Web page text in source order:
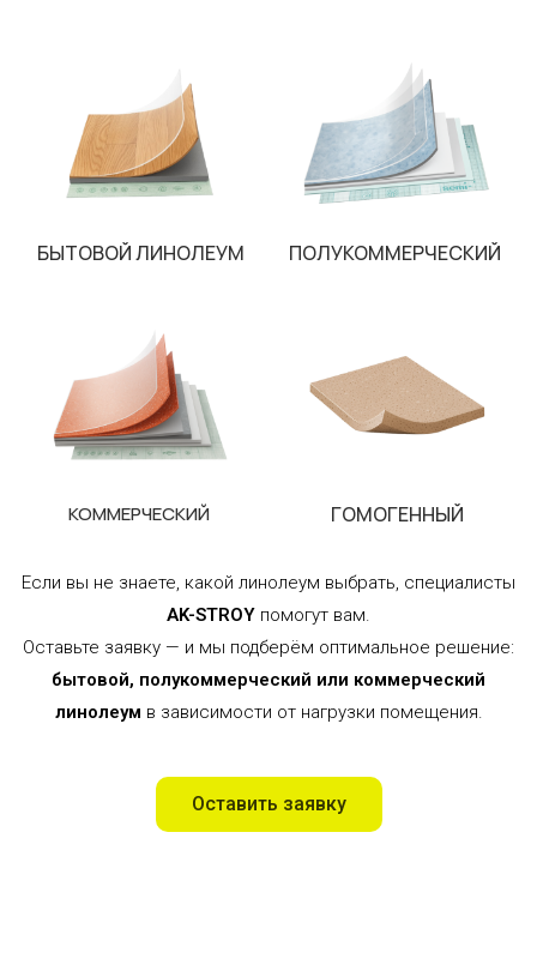
БЫТОВОЙ ЛИНОЛЕУМ ПОЛУКОММЕРЧЕСКИЙ
КОММЕРЧЕСКИЙ ГОМОГЕННЫЙ
Если вы не знаете, какой линолеум выбрать, специалисты
AK-STROY помогут вам.
Оставьте заявку — и мы подберём оптимальное решение:
бытовой, полукоммерческий или коммерческий
линолеум в зависимости от нагрузки помещения.
Оставить заявку